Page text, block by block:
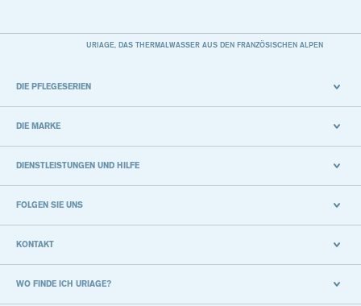
URIAGE, DAS THERMALWASSER AUS DEN FRANZÖSISCHEN ALPEN
DIE PFLEGESERIEN
DIE MARKE
DIENSTLEISTUNGEN UND HILFE
FOLGEN SIE UNS
KONTAKT
WO FINDE ICH URIAGE?